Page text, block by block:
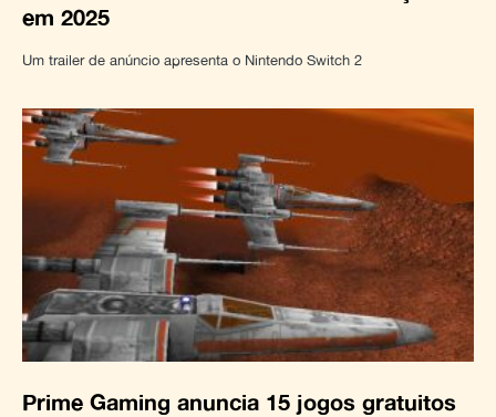
em 2025
Um trailer de anúncio apresenta o Nintendo Switch 2
Prime Gaming anuncia 15 jogos gratuitos